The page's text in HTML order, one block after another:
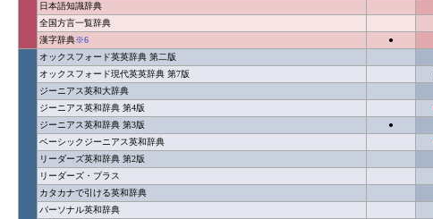
日本語知識辞典
全国方言一覧辞典
漢字辞典※6 ●
オックスフォード英英辞典 第二版
オックスフォード現代英英辞典 第7版
ジーニアス英和大辞典
ジーニアス英和辞典 第4版
ジーニアス英和辞典 第3版
●
ベーシックジーニアス英和辞典
リーダーズ英和辞典 第2版
リーダーズ・プラス
カタカナで引ける英和辞典
パーソナル英和辞典